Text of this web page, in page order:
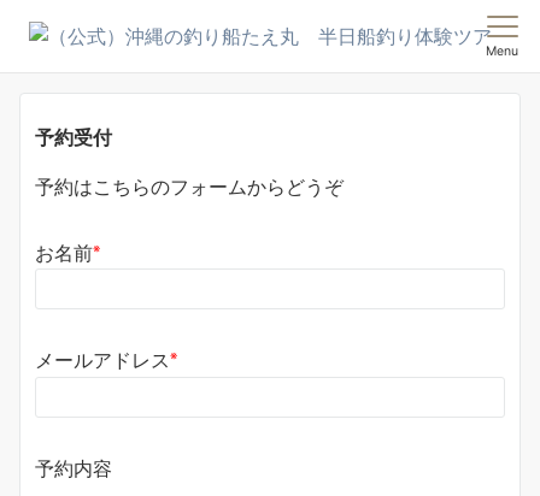
Menu
予約受付
予約はこちらのフォームからどうぞ
お名前※
メールアドレス※
予約内容